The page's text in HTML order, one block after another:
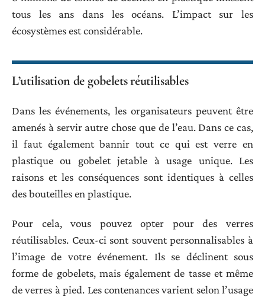
tous les ans dans les océans. L’impact sur les
écosystèmes est considérable.
L’utilisation de gobelets réutilisables
Dans les événements, les organisateurs peuvent être
amenés à servir autre chose que de l’eau. Dans ce cas,
il faut également bannir tout ce qui est verre en
plastique ou gobelet jetable à usage unique. Les
raisons et les conséquences sont identiques à celles
des bouteilles en plastique.
Pour cela, vous pouvez opter pour des verres
réutilisables. Ceux-ci sont souvent personnalisables à
l’image de votre événement. Ils se déclinent sous
forme de gobelets, mais également de tasse et même
de verres à pied. Les contenances varient selon l’usage